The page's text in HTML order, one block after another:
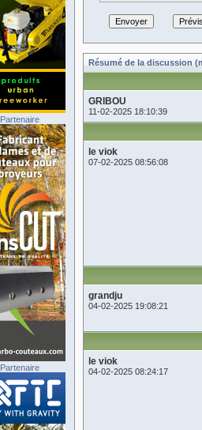
Résumé de la discussion
GRIBOU
11-02-2025 18:10:39
le viok
07-02-2025 08:56:08
grandju
04-02-2025 19:08:21
le viok
04-02-2025 08:24:17
Partenaire
Partenaire